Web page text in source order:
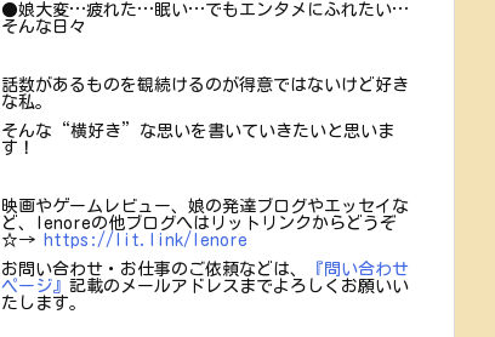
●娘大変…疲れた…眠い…でもエンタメにふれたい…
そんな日々
話数があるものを観続けるのが得意ではないけど好き
な私。
そんな“横好き”な思いを書いていきたいと思いま
す！
映画やゲームレビュー、娘の発達ブログやエッセイな
ど、lenoreの他ブログへはリットリンクからどうぞ
☆→
https://lit.link/lenore
お問い合わせ・お仕事のご依頼などは、
『問い合わせ
ページ』 記載のメールアドレスまでよろしくお願いい
たします。